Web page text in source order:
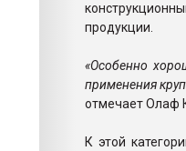
продукции.
«Особенно
применения
отмечает Олаф
К этой